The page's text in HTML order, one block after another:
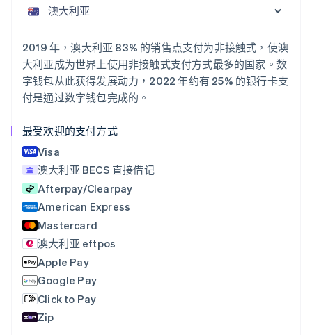
2019 年，澳大利亚 83% 的销售点支付为非接触式，使澳
大利亚成为世界上使用非接触式支付方式最多的国家。数
字钱包从此获得发展动力，2022 年约有 25% 的银行卡支
付是通过数字钱包完成的。
最受欢迎的支付方式
Visa
澳大利亚 BECS 直接借记
Afterpay/Clearpay
American Express
Mastercard
澳大利亚 eftpos
Apple Pay
Google Pay
Click to Pay
Zip
奥地利
澳大利亚
English
巴西
PortuguêsEnglish
保加利亚
比利时
波兰
English
丹麦
English
德国
DeutschEnglish
法国
FrançaisEnglish
芬兰
EnglishSvenska
荷兰
Nederlands
加拿大